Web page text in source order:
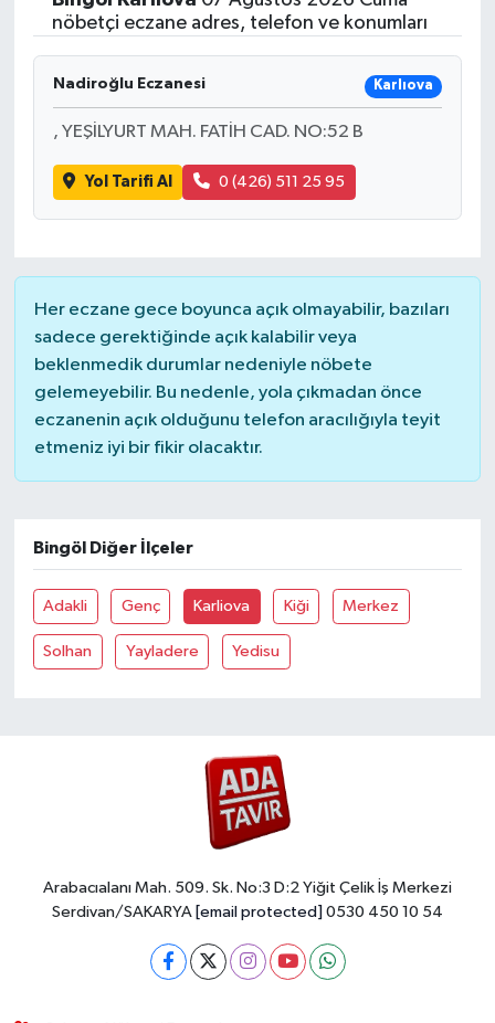
nöbetçi eczane adres, telefon ve konumları
Nadiroğlu Eczanesi Karlıova
, YEŞİLYURT MAH. FATİH CAD. NO:52 B
Yol Tarifi Al 0 (426) 511 25 95
Her eczane gece boyunca açık olmayabilir, bazıları
sadece gerektiğinde açık kalabilir veya
beklenmedik durumlar nedeniyle nöbete
gelemeyebilir. Bu nedenle, yola çıkmadan önce
eczanenin açık olduğunu telefon aracılığıyla teyit
etmeniz iyi bir fikir olacaktır.
Bingöl Diğer İlçeler
Adakli Genç Karliova Kiği Merkez
Solhan Yayladere Yedisu
Arabacıalanı Mah. 509. Sk. No:3 D:2 Yiğit Çelik İş Merkezi
Serdivan/SAKARYA [email protected] 0530 450 10 54